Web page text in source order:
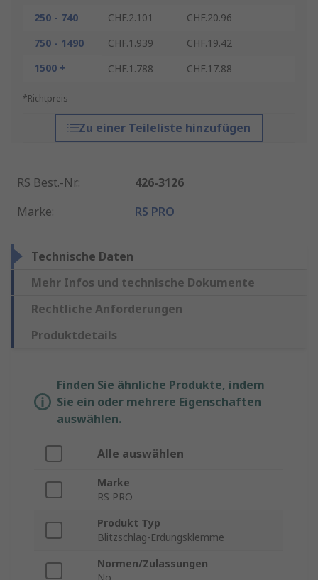
250 - 740
CHF.2.101
CHF.20.96
750 - 1490
CHF.1.939
CHF.19.42
1500 +
CHF.1.788 CHF.17.88
*Richtpreis
Zu einer Teileliste hinzufügen
RS Best.-Nr.:
426-3126
Marke: RS PRO
Technische Daten
Mehr Infos und technische Dokumente
Rechtliche Anforderungen
Produktdetails
Finden Sie ähnliche Produkte, indem
Sie ein oder mehrere Eigenschaften
auswählen.
Alle auswählen
Marke
RS PRO
Produkt Typ
Blitzschlag-Erdungsklemme
Normen/Zulassungen